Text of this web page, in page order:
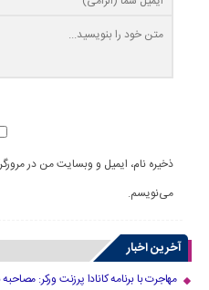
ذخیره نام، ایمیل و وبسایت من در
می‌نویسم.
آخرین اخبار
مهاجرت با برنامه کانادا پرزنت ورکر: